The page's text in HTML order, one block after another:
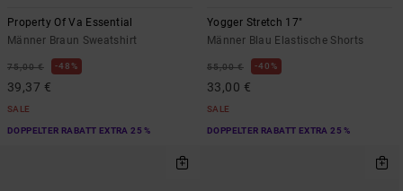
Property Of Va Essential
Männer Braun Sweatshirt
75,00 € 48%
39,37 €
SALE
DOPPELTER RABATT EXTRA 25 %
Yogger Stretch 17"
Männer Blau Elastische Shorts
55,00 € 40%
33,00 €
SALE
DOPPELTER RABATT EXTRA 25 %